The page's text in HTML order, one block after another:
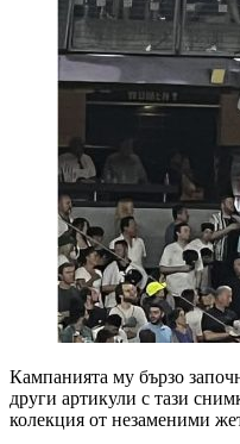
Кампанията му бързо
други артикули с тази
колекция от незаменими